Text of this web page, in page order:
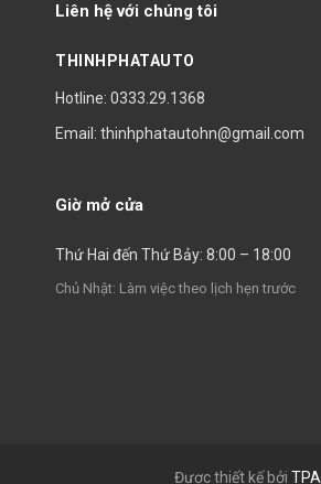
Liên hệ với chúng tôi
THINHPHATAUTO
Hotline: 0333.29.1368
Email: thinhphatautohn@gmail.com
Giờ mở cửa
Thứ Hai đến Thứ Bảy: 8:00 – 18:00
Chủ Nhật: Làm việc theo lịch hẹn trước
Được thiết kế bởi TPA